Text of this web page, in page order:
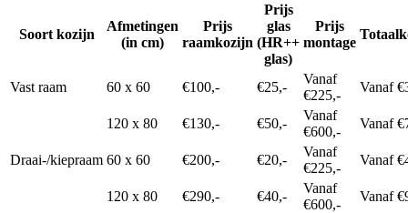
Soort kozijn
Afmetingen
(in cm)
Prijs
raamkozijn
Prijs
glas
(HR++
glas)
Prijs
montage
Vast raam 60 x 60 €100,- €25,-
Vanaf
€225,-
Vanaf
120 x 80 €130,- €50,-
Vanaf
€600,-
Vanaf
Draai-/kiepraam 60 x 60 €200,- €20,-
Vanaf
€225,-
Vanaf
120 x 80 €290,- €40,-
Vanaf
€600,-
Vanaf